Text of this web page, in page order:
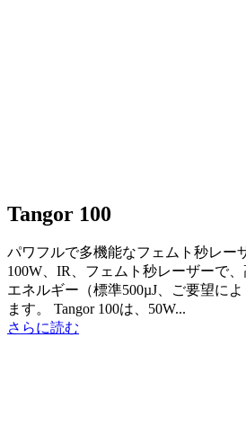
Tangor 100
パワフルで多機能なフェムト秒レー
100W、IR、フェムト秒レーザーで
エネルギー（標準500µJ、ご要望に
ます。 Tangor 100は、50W...
さらに読む